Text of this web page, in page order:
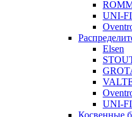
UNI-
Elsen
UNI-
Косвенные